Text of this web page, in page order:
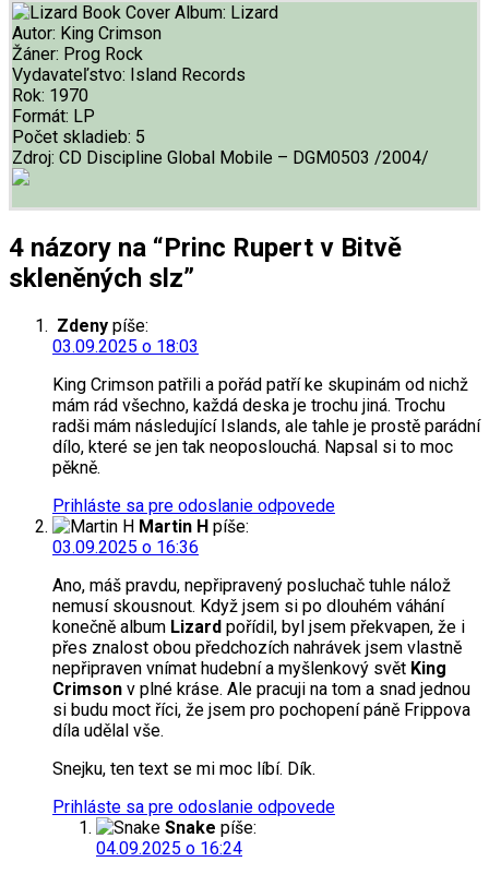
Album: Lizard
Autor: King Crimson
Žáner: Prog Rock
Vydavateľstvo: Island Records
Rok: 1970
Formát: LP
Počet skladieb: 5
Zdroj: CD Discipline Global Mobile – DGM0503 /2004/
4 názory na “Princ Rupert v Bitvě
skleněných slz”
Zdeny píše:
03.09.2025 o 18:03
King Crimson patřili a pořád patří ke skupinám od nichž
mám rád všechno, každá deska je trochu jiná. Trochu
radši mám následující Islands, ale tahle je prostě parádní
dílo, které se jen tak neoposlouchá. Napsal si to moc
pěkně.
Prihláste sa pre odoslanie odpovede
Martin H píše:
03.09.2025 o 16:36
Ano, máš pravdu, nepřipravený posluchač tuhle nálož
nemusí skousnout. Když jsem si po dlouhém váhání
konečně album Lizard pořídil, byl jsem překvapen, že i
přes znalost obou předchozích nahrávek jsem vlastně
nepřipraven vnímat hudební a myšlenkový svět King
Crimson v plné kráse. Ale pracuji na tom a snad jednou
si budu moct říci, že jsem pro pochopení páně Frippova
díla udělal vše.
Snejku, ten text se mi moc líbí. Dík.
Prihláste sa pre odoslanie odpovede
Snake píše:
04.09.2025 o 16:24